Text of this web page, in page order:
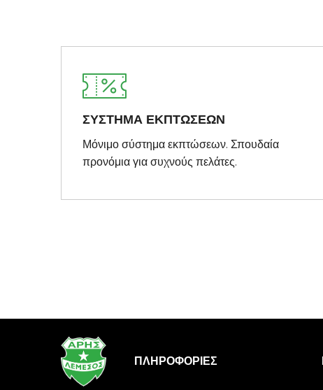
ΣΥΣΤΗΜΑ ΕΚΠΤΩΣΕΩΝ
Μόνιμο σύστημα εκπτώσεων. Σπουδαία
προνόμια για συχνούς πελάτες.
ΠΛΗΡΟΦΟΡΊΕΣ